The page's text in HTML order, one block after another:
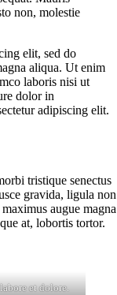
non, molestie
elit, sed do
aliqua. Ut enim
laboris nisi ut
dolor in
adipiscing elit.
tristique senectus
gravida, ligula non
augue magna
at, lobortis tortor.
et dolore.